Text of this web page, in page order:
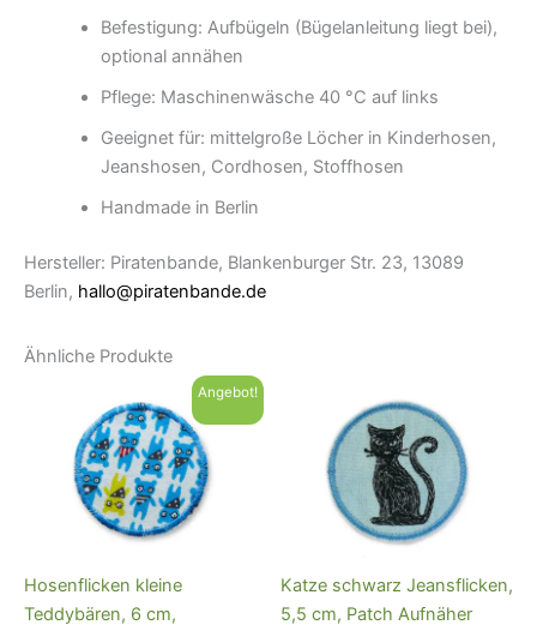
Befestigung: Aufbügeln (Bügelanleitung liegt bei),
optional annähen
Pflege: Maschinenwäsche 40 °C auf links
Geeignet für: mittelgroße Löcher in Kinderhosen,
Jeanshosen, Cordhosen, Stoffhosen
Handmade in Berlin
Hersteller: Piratenbande, Blankenburger Str. 23, 13089
Berlin, hallo@piratenbande.de
Ähnliche Produkte
Angebot!
Hosenflicken kleine
Teddybären, 6 cm,
Katze schwarz Jeansflicken,
5,5 cm, Patch Aufnäher